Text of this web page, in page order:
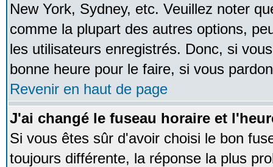
New York, Sydney, etc. Veuillez noter
comme la plupart des autres options,
les utilisateurs enregistrés. Donc, si
bonne heure pour le faire, si vous
Revenir en haut de page
J'ai changé le fuseau horaire et
Si vous êtes sûr d'avoir choisi le bon
toujours différente, la réponse la plus